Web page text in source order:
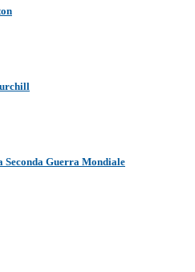
Seconda Guerra Mondiale